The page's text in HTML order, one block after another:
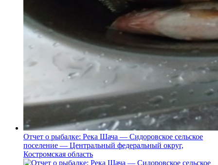
Отчет о рыбалке: Река Шача — Сидоровское сельское
поселение — Центральный федеральный округ,
Костромская область